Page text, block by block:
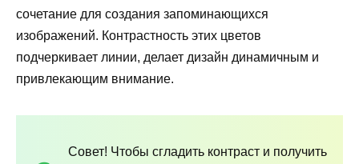
сочетание для создания запоминающихся
изображений. Контрастность этих цветов
подчеркивает линии, делает дизайн динамичным и
привлекающим внимание.
Совет! Чтобы сгладить контраст и получить